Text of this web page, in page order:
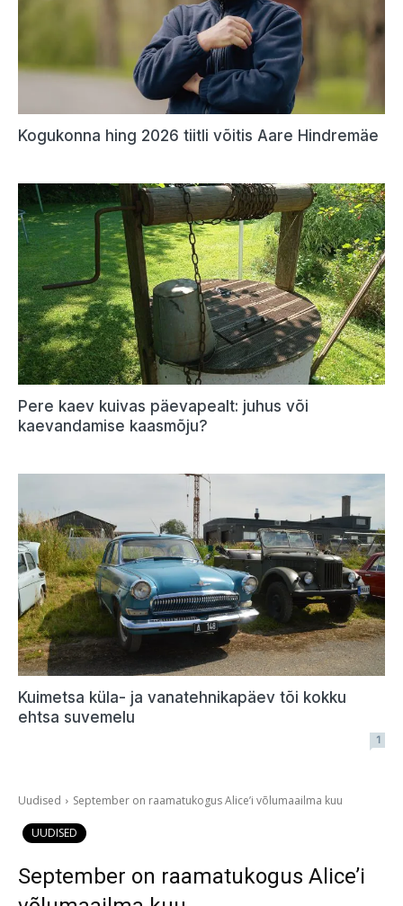
Kogukonna hing 2026 tiitli võitis Aare Hindremäe
Pere kaev kuivas päevapealt: juhus või
kaevandamise kaasmõju?
Kuimetsa küla- ja vanatehnikapäev tõi kokku
ehtsa suvemelu
1